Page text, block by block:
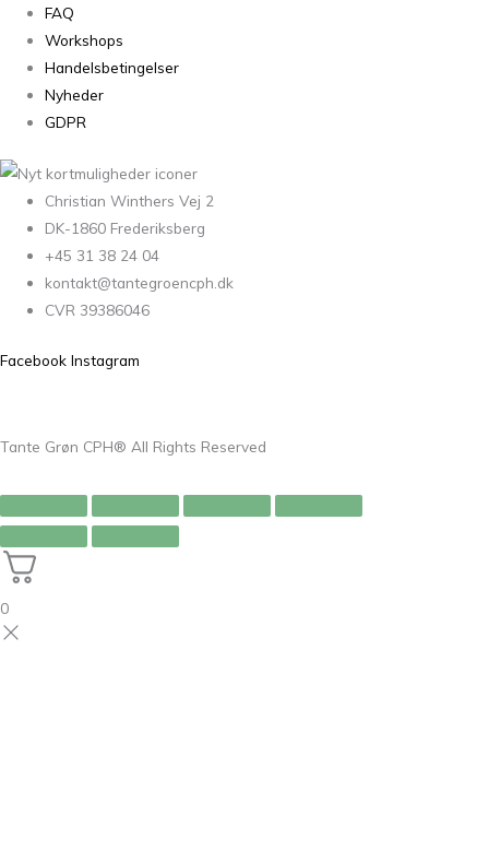
FAQ
Workshops
Handelsbetingelser
Nyheder
GDPR
Christian Winthers Vej 2
DK-1860 Frederiksberg
+45 31 38 24 04
kontakt@tantegroencph.dk
CVR 39386046
Facebook Instagram
Tante Grøn CPH® All Rights Reserved
0